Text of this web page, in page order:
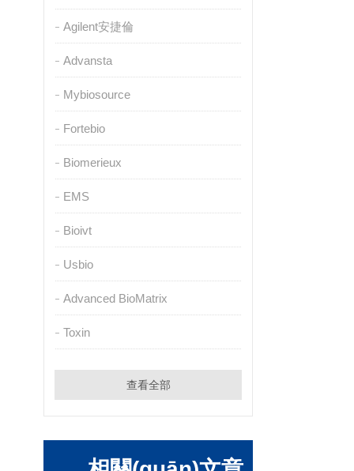
Agilent安捷倫
Advansta
Mybiosource
Fortebio
Biomerieux
EMS
Bioivt
Usbio
Advanced BioMatrix
Toxin
查看全部